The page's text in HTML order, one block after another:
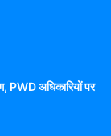
PWD अधिकारियों पर